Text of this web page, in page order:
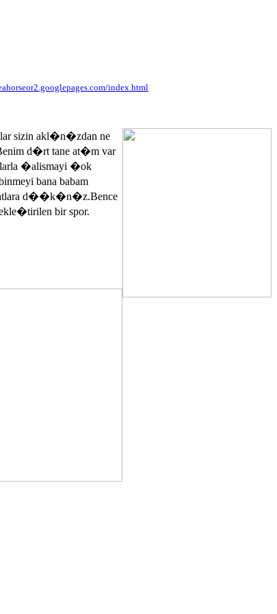
index.html
sizin akl�n�zdan ne
d�rt tane at�m var
�alismayi �ok
bana babam
d��k�n�z.Bence
bir spor.